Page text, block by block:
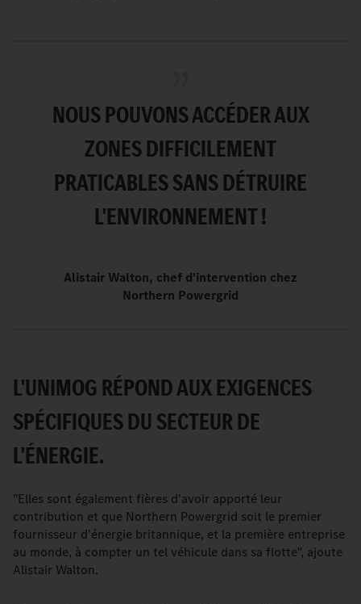
NOUS POUVONS ACCÉDER AUX
ZONES DIFFICILEMENT
PRATICABLES SANS DÉTRUIRE
L'ENVIRONNEMENT !
Alistair Walton, chef d'intervention chez
Northern Powergrid
L'UNIMOG RÉPOND AUX EXIGENCES
SPÉCIFIQUES DU SECTEUR DE
L'ÉNERGIE.
"Elles sont également fières d'avoir apporté leur
contribution et que Northern Powergrid soit le premier
fournisseur d'énergie britannique, et la première entreprise
au monde, à compter un tel véhicule dans sa flotte", ajoute
Alistair Walton.